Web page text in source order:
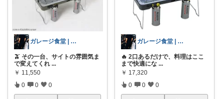
ガレージ食堂 | 開業準備中
🫒 その一台、サイトの雰囲気ま
で変えてくれ ...
￥ 11,550
0 0 0
ガレージ食堂 | 開業準備中
🔥 2口あるだけで、料理はここ
まで快適にな ...
￥ 17,320
0 0 0